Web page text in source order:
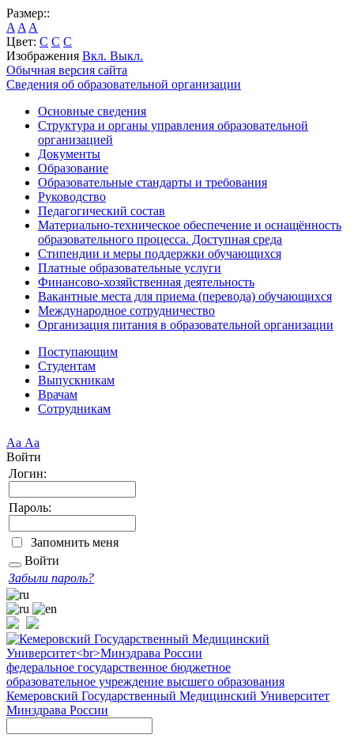
Размер::
A A A
Цвет: C C C
Изображения Вкл. Выкл.
Обычная версия сайта
Сведения об образовательной организации
Основные сведения
Структура и органы управления образовательной
организацией
Документы
Образование
Образовательные стандарты и требования
Руководство
Педагогический состав
Материально-техническое обеспечение и оснащённость
образовательного процесса. Доступная среда
Стипендии и меры поддержки обучающихся
Платные образовательные услуги
Финансово-хозяйственная деятельность
Вакантные места для приема (перевода) обучающихся
Международное сотрудничество
Организация питания в образовательной организации
Поступающим
Студентам
Выпускникам
Врачам
Сотрудникам
Аа Аа
Войти
Логин:
Пароль:
Запомнить меня
Войти
Забыли пароль?
федеральное государственное бюджетное
образовательное учреждение высшего образования
Кемеровский Государственный Медицинский Университет
Минздрава России